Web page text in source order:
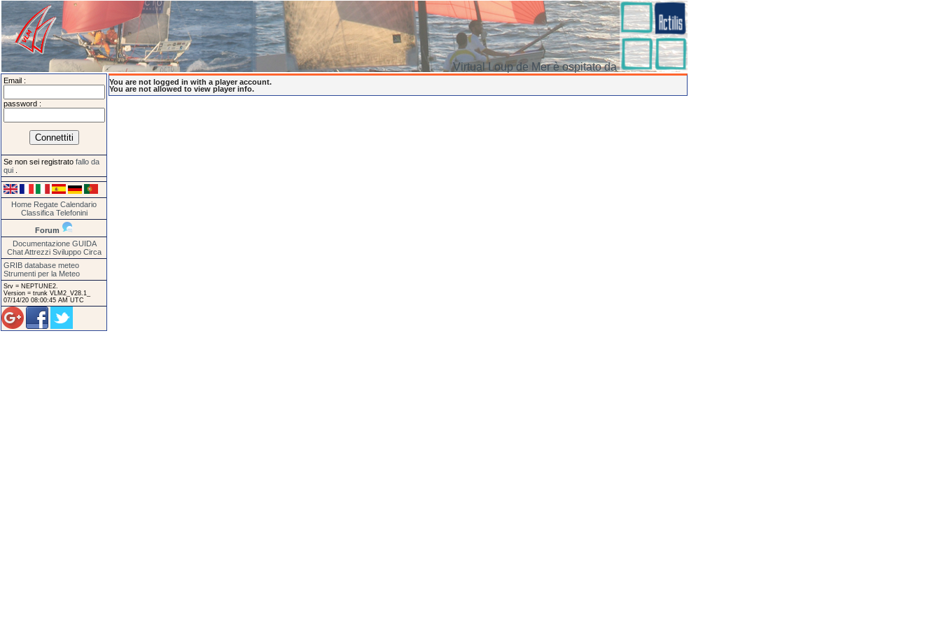
Virtual Loup de Mer è ospitato da
Email :
password :
Se non sei registrato fallo da
qui
Home Regate Calendario
Classifica Telefonini
Forum
Documentazione GUIDA
Chat Attrezzi Sviluppo Circa
GRIB database meteo
Strumenti per la Meteo
Srv = NEPTUNE2.
Version = trunk VLM2_V28.1_
07/14/20 08:00:45 AM UTC
You are not logged in with a player account.
You are not allowed to view player info.